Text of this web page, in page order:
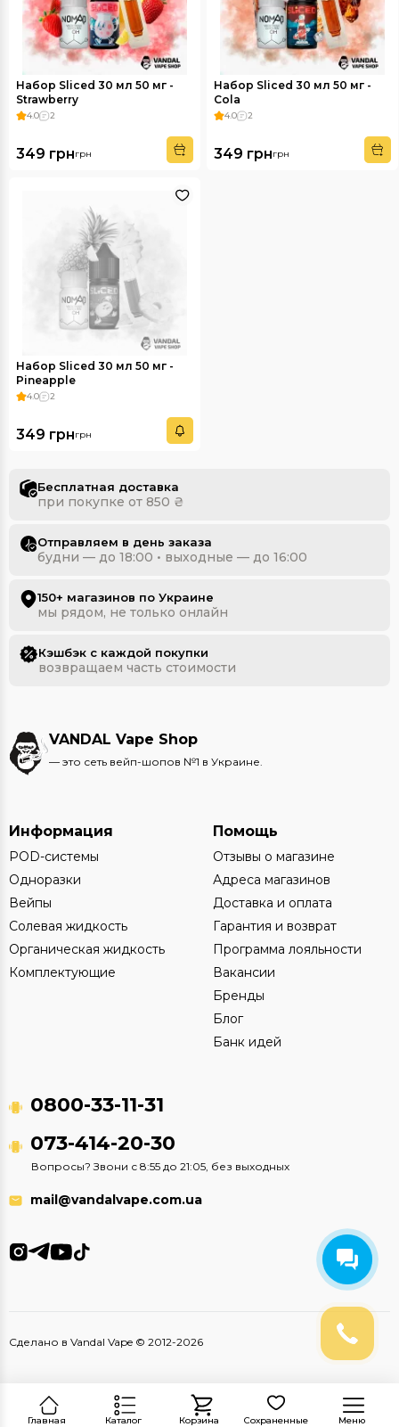
Главная Каталог Корзина Сохраненные Меню
Набор Sliced 30 мл 50 мг -
Strawberry
4.0 2
349 грнгрн
Набор Sliced 30 мл 50 мг -
Cola
4.0 2
349 грнгрн
Набор Sliced 30 мл 50 мг -
Pineapple
4.0 2
349 грнгрн
Бесплатная доставка
при покупке от 850 ₴
Отправляем в день заказа
будни — до 18:00 • выходные — до 16:00
150+ магазинов по Украине
мы рядом, не только онлайн
Кэшбэк с каждой покупки
возвращаем часть стоимости
VANDAL Vape Shop
— это сеть вейп-шопов №1 в Украине.
Информация
POD-системы
Одноразки
Вейпы
Солевая жидкость
Органическая жидкость
Комплектующие
Помощь
Отзывы о магазине
Адреса магазинов
Доставка и оплата
Гарантия и возврат
Программа лояльности
Вакансии
Бренды
Блог
Банк идей
0800-33-11-31
073-414-20-30
Вопросы? Звони с 8:55 до 21:05, без выходных
mail@vandalvape.com.ua
Сделано в Vandal Vape © 2012-2026